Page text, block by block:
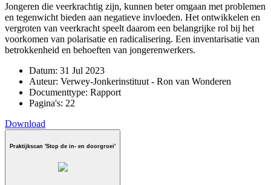
Jongeren die veerkrachtig zijn, kunnen beter omgaan met problemen
en tegenwicht bieden aan negatieve invloeden. Het ontwikkelen en
vergroten van veerkracht speelt daarom een belangrijke rol bij het
voorkomen van polarisatie en radicalisering. Een inventarisatie van
betrokkenheid en behoeften van jongerenwerkers.
Datum: 31 Jul 2023
Auteur: Verwey-Jonkerinstituut - Ron van Wonderen
Documenttype: Rapport
Pagina's: 22
Download
Praktijkscan 'Stop de in- en doorgroei'